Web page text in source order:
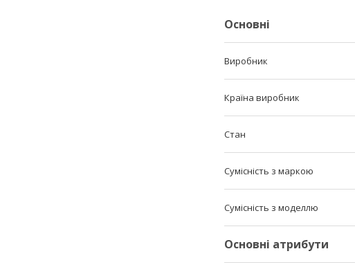
Основні
Виробник
Країна виробник
Стан
Сумісність з маркою
Сумісність з моделлю
Основні атрибути